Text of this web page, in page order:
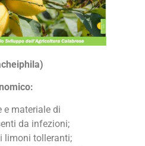
e materiale di
da infezioni;
limoni tolleranti;